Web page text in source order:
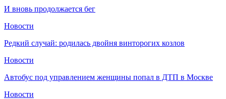
И вновь продолжается бег
Новости
Редкий случай: родилась двойня винторогих козлов
Новости
Автобус под управлением женщины попал в ДТП в Москве
Новости